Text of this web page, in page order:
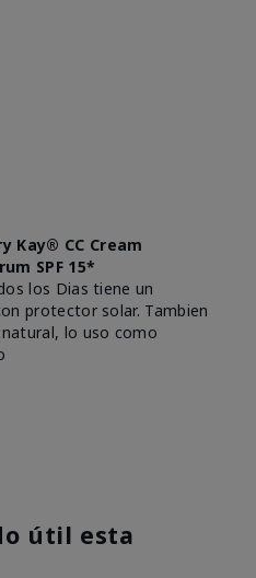
Kay® CC Cream
SPF 15*
los Dias tiene un
protector solar. Tambien
lo uso como
útil esta